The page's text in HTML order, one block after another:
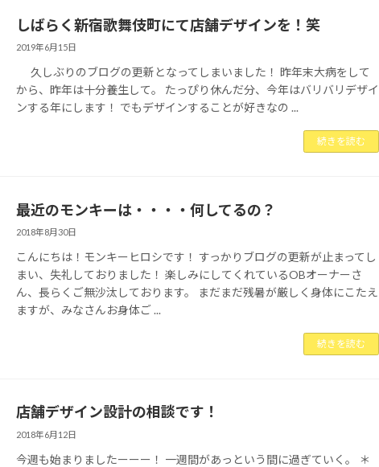
しばらく新宿歌舞伎町にて店舗デザインを！笑
2019年6月15日
久しぶりのブログの更新となってしまいました！ 昨年末大病をして
から、昨年は十分養生して。 たっぴり休んだ分、今年はバリバリデザイ
ンする年にします！ でもデザインすることが好きなの ...
続きを読む
最近のモンキーは・・・・何してるの？
2018年8月30日
こんにちは！モンキーヒロシです！ すっかりブログの更新が止まってし
まい、失礼しておりました！ 楽しみにしてくれているOBオーナーさ
ん、長らくご無沙汰しております。 まだまだ残暑が厳しく身体にこたえ
ますが、みなさんお身体ご ...
続きを読む
店舗デザイン設計の相談です！
2018年6月12日
今週も始まりましたーーー！ 一週間があっという間に過ぎていく。 ＊